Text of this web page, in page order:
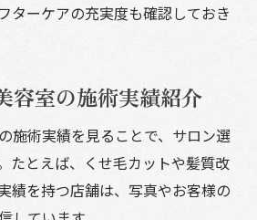
ターケアの充実度も確認しておき
容室の施術実績紹介
施術実績を見ることで、サロン選
たとえば、くせ毛カットや髪質改
績を持つ店舗は、写真やお客様の